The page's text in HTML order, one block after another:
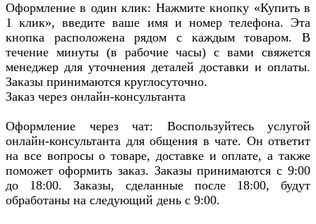
Оформление в один клик: Нажмите кнопку «Купить в
1 клик», введите ваше имя и номер телефона. Эта
кнопка расположена рядом с каждым товаром. В
течение минуты (в рабочие часы) с вами свяжется
менеджер для уточнения деталей доставки и оплаты.
Заказы принимаются круглосуточно.
Заказ через онлайн-консультанта
Оформление через чат: Воспользуйтесь услугой
онлайн-консультанта для общения в чате. Он ответит
на все вопросы о товаре, доставке и оплате, а также
поможет оформить заказ. Заказы принимаются с 9:00
до 18:00. Заказы, сделанные после 18:00, будут
обработаны на следующий день с 9:00.